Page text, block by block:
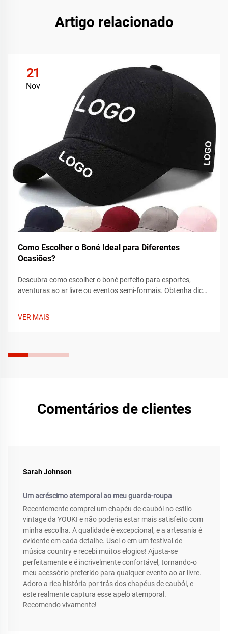
Artigo relacionado
21
Nov
Como Escolher o Boné Ideal para Diferentes
Ocasiões?
Descubra como escolher o boné perfeito para esportes,
aventuras ao ar livre ou eventos semi-formais. Obtenha dicas
VER MAIS
Comentários de clientes
Sarah Johnson
Um acréscimo atemporal ao meu guarda-roupa
Recentemente comprei um chapéu de caubói no estilo
vintage da YOUKI e não poderia estar mais satisfeito com
minha escolha. A qualidade é excepcional, e a artesania é
evidente em cada detalhe. Usei-o em um festival de
música country e recebi muitos elogios! Ajusta-se
perfeitamente e é incrivelmente confortável, tornando-o
meu acessório preferido para qualquer evento ao ar livre.
Adoro a rica história por trás dos chapéus de caubói, e
este realmente captura esse apelo atemporal.
Recomendo vivamente!